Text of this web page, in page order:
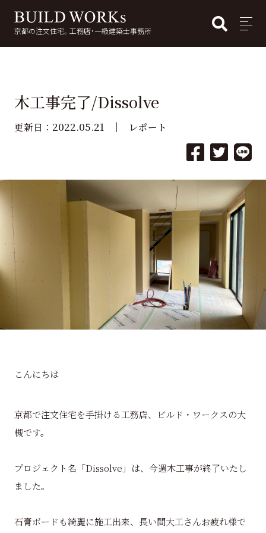
京都の注文住宅。工務店・一級建築士事務所 MENU
木工事完了/Dissolve
更新日： 2022.05.21 レポート
こんにちは
京都で注文住宅を手掛ける工務店、ビルド・ワークスの大
槻です。
プロジェクト名「Dissolve」は、今週木工事が終了いたし
ました。
石膏ボードも綺麗に施工出来、長い間大工さんお疲れ様で